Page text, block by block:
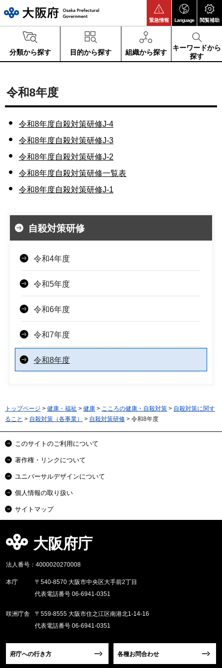
緊急情報 Language 閲覧補助
分類から探す 目的から探す 組織から探す
キーワードから
探す
令和8年度
令和8年度自殺対策研修J-4
令和8年度自殺対策研修J-3
令和8年度自殺対策研修J-2
令和8年度自殺対策研修一覧表
令和8年度自殺対策研修J-1
自殺対策研修
令和4年度
令和5年度
令和6年度
令和7年度
令和8年度
トップページ > 健康・福祉 > 健康 > こころの健康・自殺対策 > 自殺対策に関す
ること > 自殺対策（各事業） > 自殺対策研修 > 令和8年度
このサイトのご利用について
著作権・リンクについて
ユニバーサルデザインについて
個人情報の取り扱い
サイトマップ
大阪府庁
法人番号：4000020270008
本庁
〒540-8570 大阪市中央区大手前2丁目
代表電話番号 06-6941-0351
咲洲庁舎
〒559-8555 大阪市住之江区南港北1-14-16
代表電話番号 06-6941-0351
府庁への行き方 各種お問合わせ